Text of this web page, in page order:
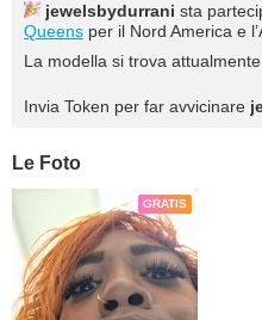
jewelsbydurrani sta
Queens per il Nord America e
La modella si trova
Invia Token per far avvicinare
Le Foto
GRATIS